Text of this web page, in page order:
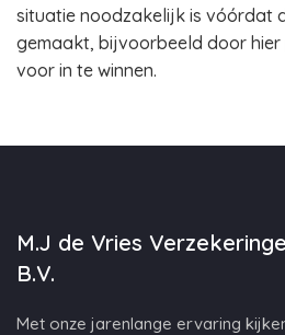
situatie noodzakelijk is vóórdat
gemaakt, bijvoorbeeld door hier
voor in te winnen.
M.J de Vries
B.V.
Met onze jarenlange ervaring